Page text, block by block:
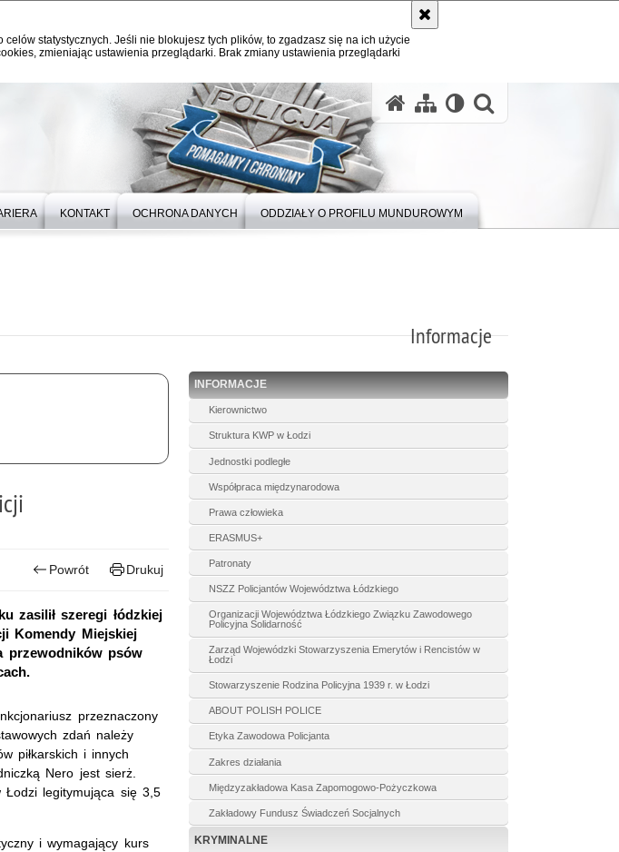
statystycznych. Jeśli nie blokujesz tych plików, to zgadzasz się na ich użycie
zmieniając ustawienia przeglądarki. Brak zmiany ustawienia przeglądarki
KONTAKT OCHRONA DANYCH ODDZIAŁY O PROFILU MUNDUROWYM
Informacje
Powrót Drukuj
zasilił szeregi łódzkiej
Komendy Miejskiej
przewodników psów
przeznaczony
zdań należy
piłkarskich i innych
Nero jest sierż.
Łodzi legitymująca się 3,5
i wymagający kurs
INFORMACJE
Kierownictwo
Struktura KWP w Łodzi
Jednostki podległe
Współpraca międzynarodowa
Prawa człowieka
ERASMUS+
Patronaty
NSZZ Policjantów Województwa Łódzkiego
Organizacji Województwa Łódzkiego Związku Zawodowego
Policyjna Solidarność
Zarząd Wojewódzki Stowarzyszenia Emerytów i Rencistów w
Łodzi
Stowarzyszenie Rodzina Policyjna 1939 r. w Łodzi
ABOUT POLISH POLICE
Etyka Zawodowa Policjanta
Zakres działania
Międzyzakładowa Kasa Zapomogowo-Pożyczkowa
Zakładowy Fundusz Świadczeń Socjalnych
KRYMINALNE